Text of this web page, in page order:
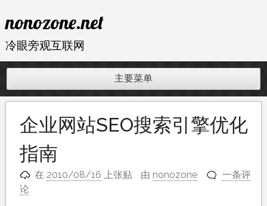
至
内
nonozone.net
冷眼旁观互联网
主要菜单
企业网站SEO搜索引擎优化
指南
在 2010/08/16 上张贴 由 nonozone
一条评
论